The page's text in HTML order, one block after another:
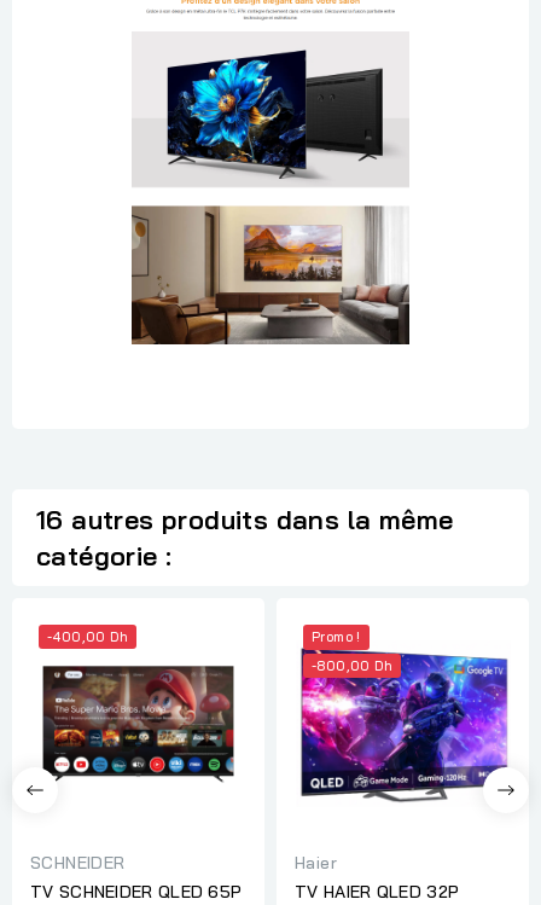
16 autres produits dans la même
catégorie :
-400,00 Dh
SCHNEIDER
TV SCHNEIDER QLED 65P
Promo !
-800,00 Dh
Haier
TV HAIER QLED 32P